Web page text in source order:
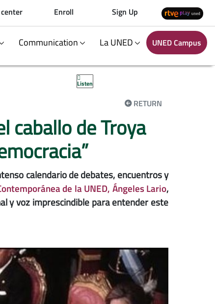
Enroll Sign Up
Communication La UNED UNED Campus
Listen
RETURN
caballo de Troya
calendario de debates, encuentros y
de la UNED, Ángeles Lario,
y voz imprescindible para entender este